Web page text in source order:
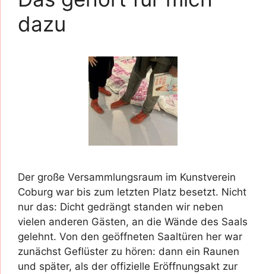
dazu
Der große Versammlungsraum im Kunstverein
Coburg war bis zum letzten Platz besetzt. Nicht
nur das: Dicht gedrängt standen wir neben
vielen anderen Gästen, an die Wände des Saals
gelehnt. Von den geöffneten Saaltüren her war
zunächst Geflüster zu hören: dann ein Raunen
und später, als der offizielle Eröffnungsakt zur